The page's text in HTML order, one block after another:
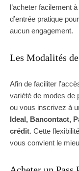
l’acheter facilement
d’entrée pratique
aucun engagement.
Les Modalités
Afin de faciliter
variété de modes de
ou vous inscrivez à
Ideal, Bancontact,
crédit. Cette
vous convient le